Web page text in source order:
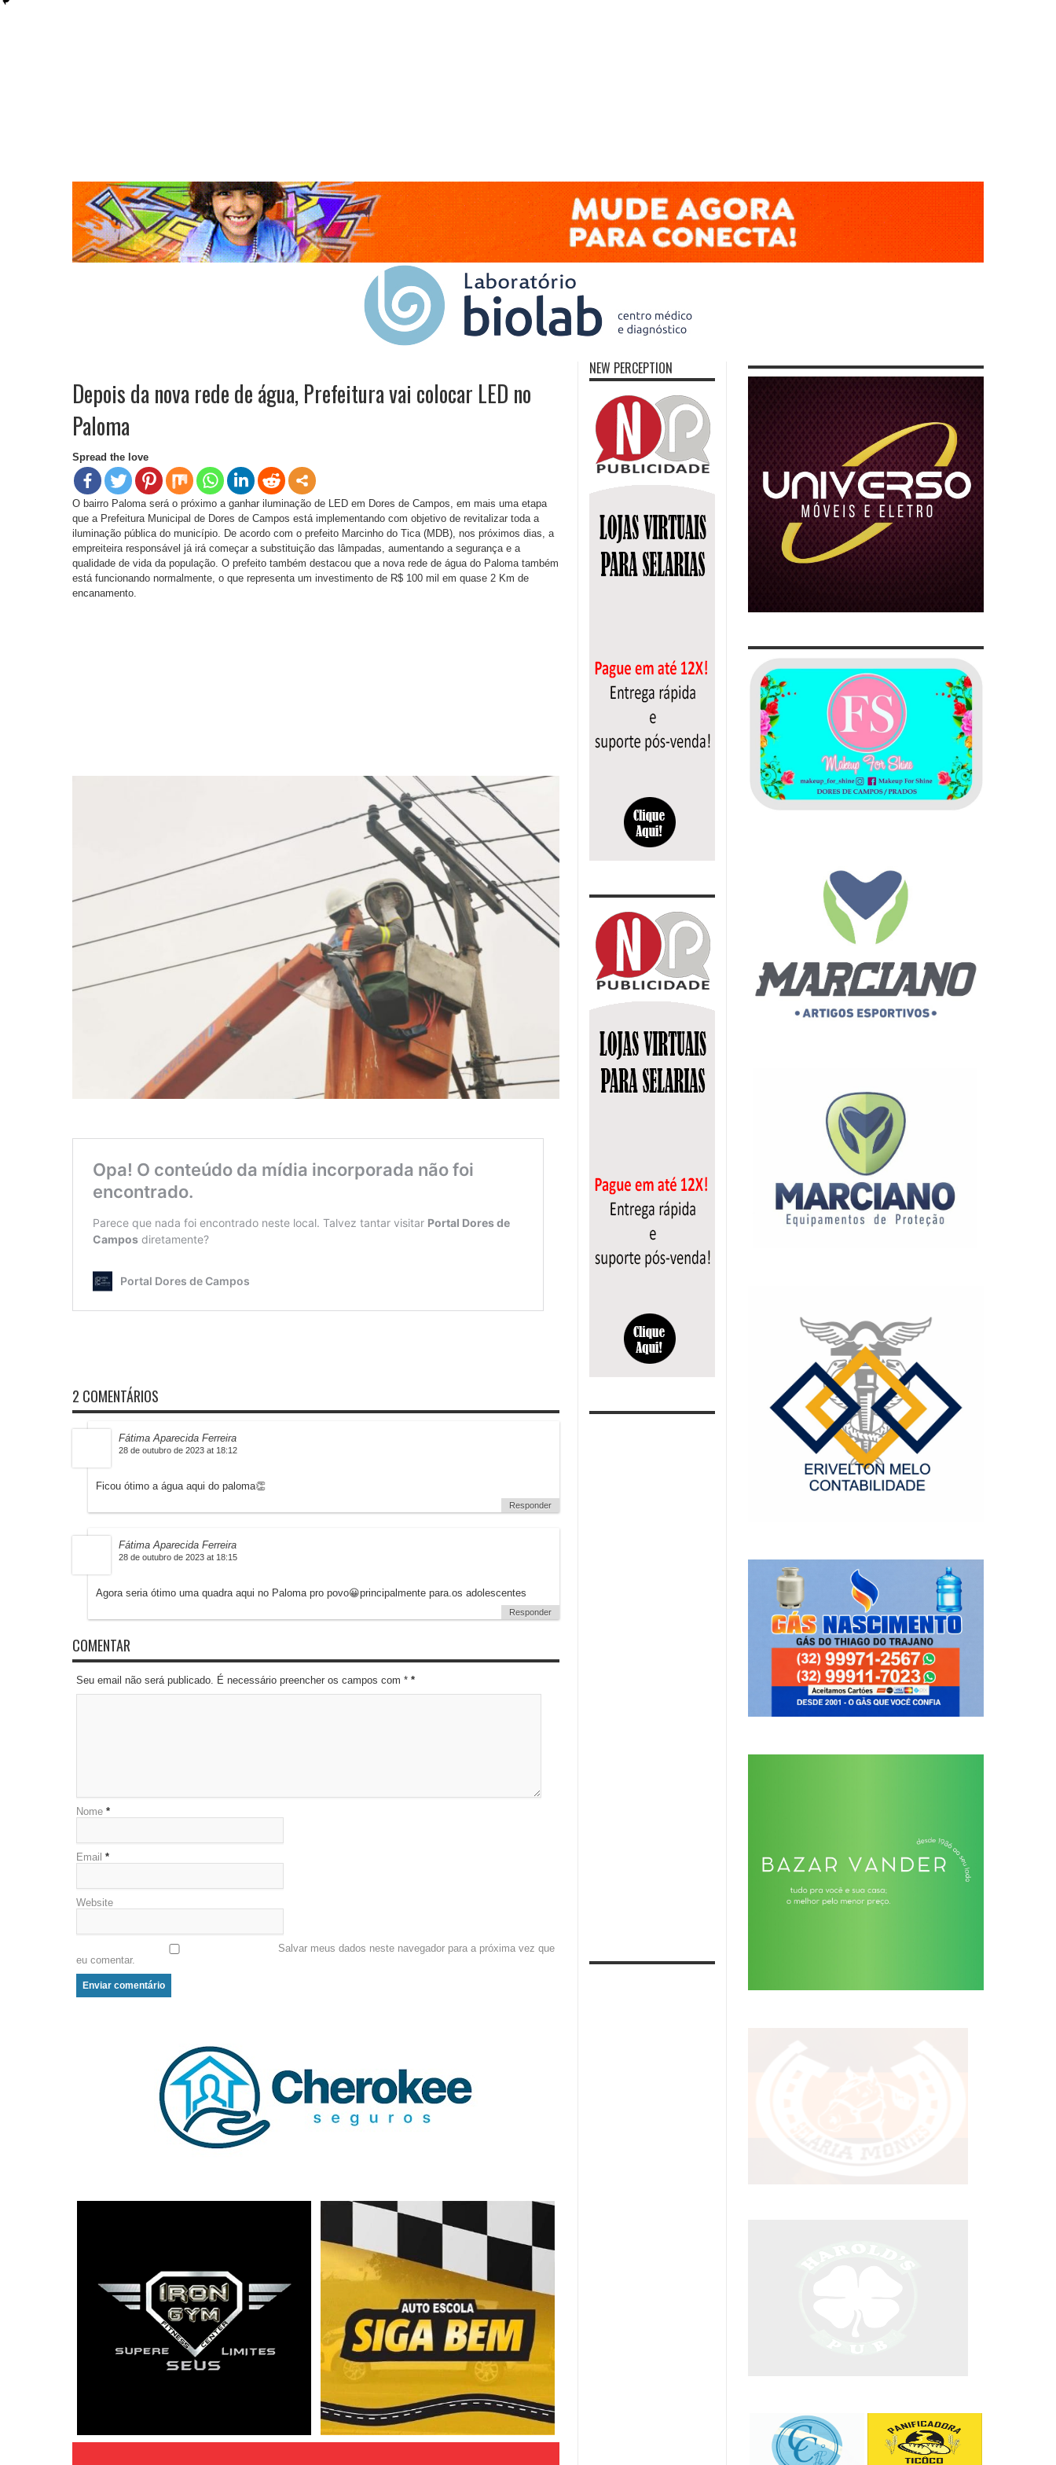
Depois da nova rede de água, Prefeitura vai colocar LED no
Paloma
Spread the love
O bairro Paloma será o próximo a ganhar iluminação de LED em Dores de Campos, em mais uma etapa
que a Prefeitura Municipal de Dores de Campos está implementando com objetivo de revitalizar toda a
iluminação pública do município. De acordo com o prefeito Marcinho do Tica (MDB), nos próximos dias, a
empreiteira responsável já irá começar a substituição das lâmpadas, aumentando a segurança e a
qualidade de vida da população. O prefeito também destacou que a nova rede de água do Paloma também
está funcionando normalmente, o que representa um investimento de R$ 100 mil em quase 2 Km de
encanamento.
2 COMENTÁRIOS
Fátima Aparecida Ferreira
28 de outubro de 2023 at 18:12
Ficou ótimo a água aqui do paloma👏
Responder
Fátima Aparecida Ferreira
28 de outubro de 2023 at 18:15
Agora seria ótimo uma quadra aqui no Paloma pro povo😀principalmente para.os adolescentes
Responder
COMENTAR
Seu email não será publicado. É necessário preencher os campos com * *
Nome *
Email *
Website
Salvar meus dados neste navegador para a próxima vez que
eu comentar.
NEW PERCEPTION